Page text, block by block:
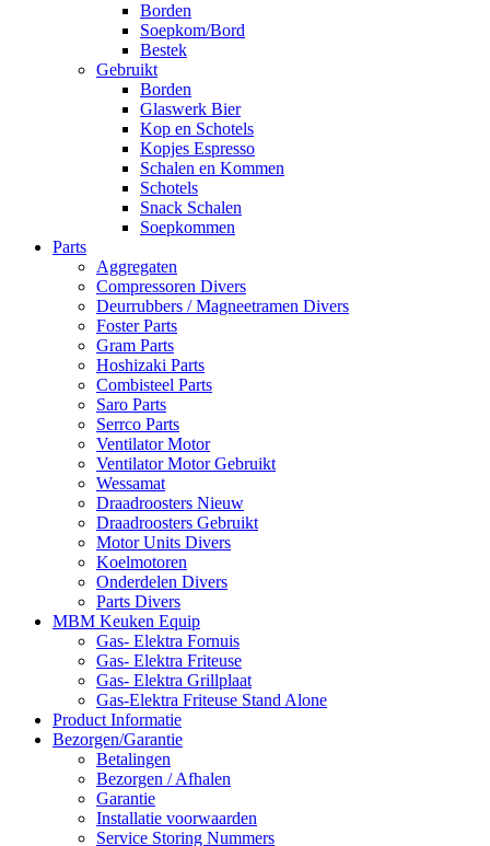
Borden
Soepkom/Bord
Bestek
Gebruikt
Borden
Glaswerk Bier
Kop en Schotels
Kopjes Espresso
Schalen en Kommen
Schotels
Snack Schalen
Soepkommen
Parts
Aggregaten
Compressoren Divers
Deurrubbers / Magneetramen Divers
Foster Parts
Gram Parts
Hoshizaki Parts
Combisteel Parts
Saro Parts
Serrco Parts
Ventilator Motor
Ventilator Motor Gebruikt
Wessamat
Draadroosters Nieuw
Draadroosters Gebruikt
Motor Units Divers
Koelmotoren
Onderdelen Divers
Parts Divers
MBM Keuken Equip
Gas- Elektra Fornuis
Gas- Elektra Friteuse
Gas- Elektra Grillplaat
Gas-Elektra Friteuse Stand Alone
Product Informatie
Bezorgen/Garantie
Betalingen
Bezorgen / Afhalen
Garantie
Installatie voorwaarden
Service Storing Nummers